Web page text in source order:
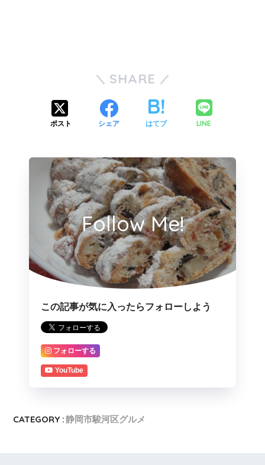
SHARE
ポスト シェア はてブ LINE
Follow Me!
この記事が気に入ったらフォローしよう
フォローする
YouTube
CATEGORY :静岡市駿河区グルメ